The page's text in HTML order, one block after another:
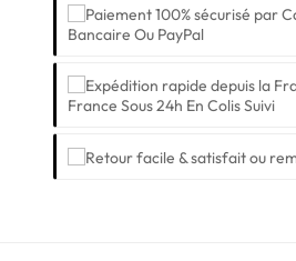
Bancaire Ou PayPal
France Sous 24h En Colis Suivi